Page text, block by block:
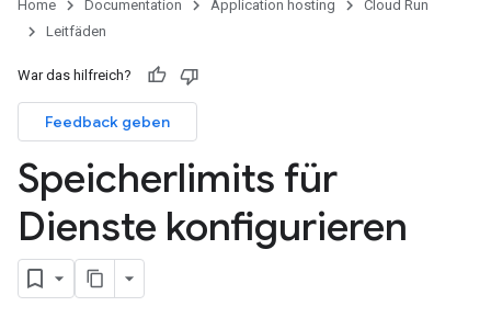
Home Documentation Application hosting
Cloud Run
Leitfäden
War das hilfreich?
Feedback geben
Speicherlimits für
Dienste konfigurieren